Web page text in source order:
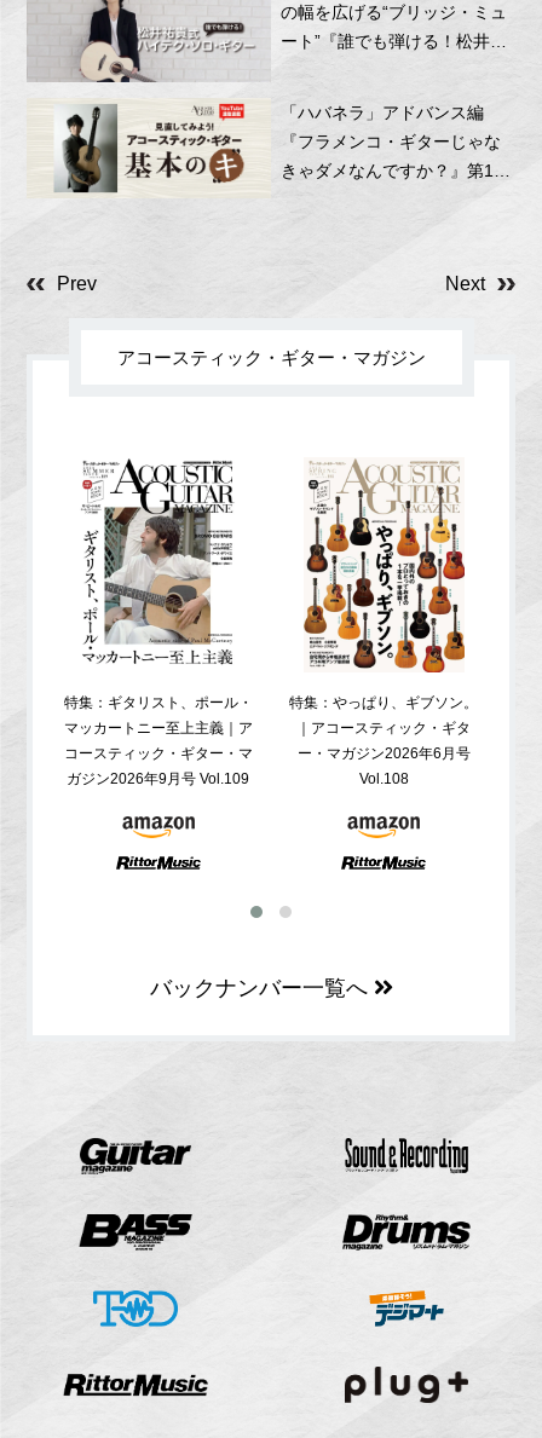
の幅を広げる“ブリッジ・ミュ
ート”『誰でも弾ける！松井祐
「ハバネラ」アドバンス編
『フラメンコ・ギターじゃな
きゃダメなんですか？』第18
Prev Next
アコースティック・ギター・マガジン
特集：ギタリスト、ポール・
マッカートニー至上主義｜ア
コースティック・ギター・マ
ガジン2026年9月号 Vol.109
特集：やっぱり、ギブソン。
｜アコースティック・ギタ
ー・マガジン2026年6月号
Vol.108
バックナンバー一覧へ